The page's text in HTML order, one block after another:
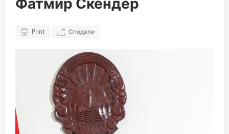
Фатмир Скендер
Print Сподели